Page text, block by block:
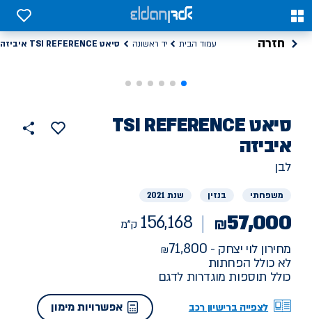
0
0
חזרה עמוד הבית יד ראשונה סיאט TSI REFERENCE איביזה
רכב
יד
ראשונה
סיאטTSI REFERENCE
איביזה
הוסף
למועדפים
לבן
משפחתי בנזין שנת 2021
₪57,000
156,168 ק"מ
מחירון לוי יצחק - 71,800
לא כולל הפחתות
כולל תוספות מוגדרות לדגם
לצפייה ברישיון רכב אפשרויות מימון